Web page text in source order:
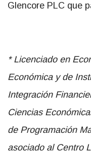
Glencore PLC que
* Licenciado en
Económica y de
Integración
Ciencias
de Programación
asociado al Centro